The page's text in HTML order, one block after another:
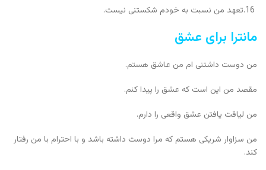
مانترا برای عشق
من دوست داشتنی ام من عاشق هستم.
مقصد من این است که عشق را پیدا کنم.
من لیاقت یافتن عشق واقعی را دارم.
من سزاوار شریکی هستم که مرا دوست داشته باشد و با احترام با من رفتار
کند.